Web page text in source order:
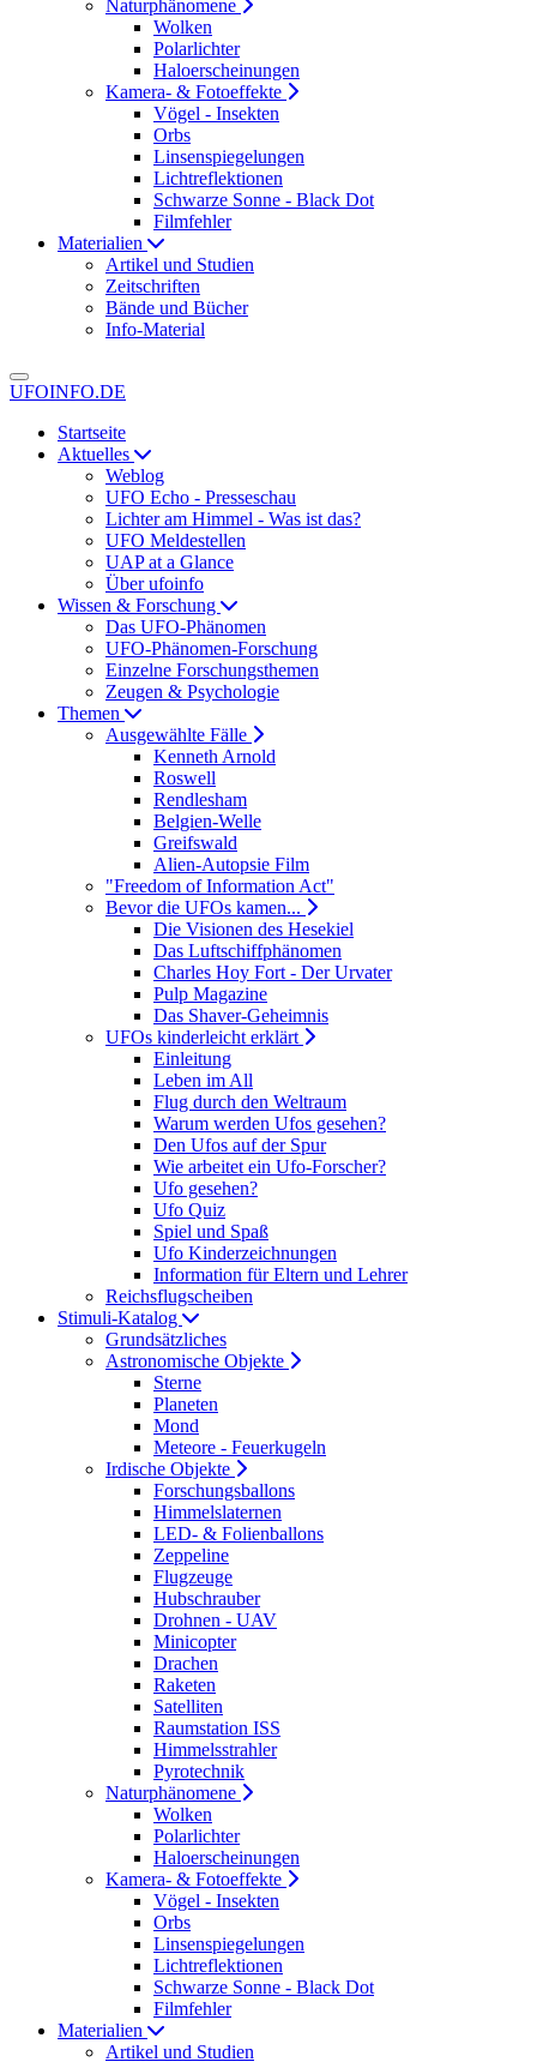
Naturphänomene
Wolken
Polarlichter
Haloerscheinungen
Kamera- & Fotoeffekte
Vögel - Insekten
Orbs
Linsenspiegelungen
Lichtreflektionen
Schwarze Sonne - Black Dot
Filmfehler
Materialien
Artikel und Studien
Zeitschriften
Bände und Bücher
Info-Material
UFOINFO.DE
Startseite
Aktuelles
Weblog
UFO Echo - Presseschau
Lichter am Himmel - Was ist das?
UFO Meldestellen
UAP at a Glance
Über ufoinfo
Wissen & Forschung
Das UFO-Phänomen
UFO-Phänomen-Forschung
Einzelne Forschungsthemen
Zeugen & Psychologie
Themen
Ausgewählte Fälle
Kenneth Arnold
Roswell
Rendlesham
Belgien-Welle
Greifswald
Alien-Autopsie Film
"Freedom of Information Act"
Bevor die UFOs kamen...
Die Visionen des Hesekiel
Das Luftschiffphänomen
Charles Hoy Fort - Der Urvater
Pulp Magazine
Das Shaver-Geheimnis
UFOs kinderleicht erklärt
Einleitung
Leben im All
Flug durch den Weltraum
Warum werden Ufos gesehen?
Den Ufos auf der Spur
Wie arbeitet ein Ufo-Forscher?
Ufo gesehen?
Ufo Quiz
Spiel und Spaß
Ufo Kinderzeichnungen
Information für Eltern und Lehrer
Reichsflugscheiben
Stimuli-Katalog
Grundsätzliches
Astronomische Objekte
Sterne
Planeten
Mond
Meteore - Feuerkugeln
Irdische Objekte
Forschungsballons
Himmelslaternen
LED- & Folienballons
Zeppeline
Flugzeuge
Hubschrauber
Drohnen - UAV
Minicopter
Drachen
Raketen
Satelliten
Raumstation ISS
Himmelsstrahler
Pyrotechnik
Naturphänomene
Wolken
Polarlichter
Haloerscheinungen
Kamera- & Fotoeffekte
Vögel - Insekten
Orbs
Linsenspiegelungen
Lichtreflektionen
Schwarze Sonne - Black Dot
Filmfehler
Materialien
Artikel und Studien